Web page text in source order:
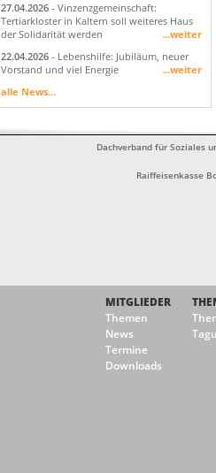
27.04.2026 - Vinzenzgemeinschaft:
Tertiarkloster in Kaltern soll weiteres Haus
der Solidarität werden
...weiter
22.04.2026 - Lebenshilfe: Jubiläum, neuer
Vorstand und viel Energie
...weiter
alle News...
Dachverband für Soziales
Raiffeisenkasse
MITGLIEDER
Themen
News
Termine
Downloads